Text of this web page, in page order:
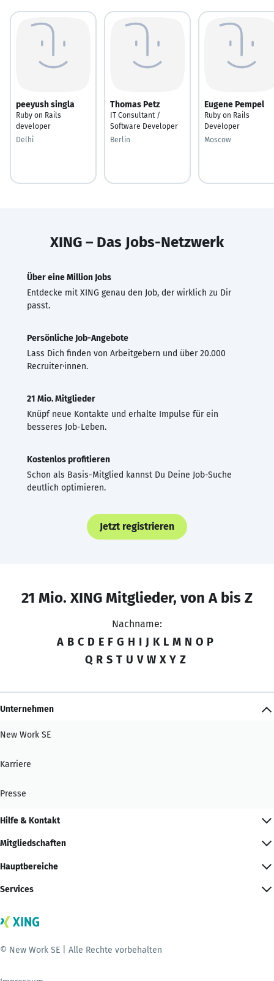
peeyush singla
Ruby on Rails
developer
Delhi
Thomas Petz
IT Consultant /
Software Developer
Berlin
Eugene Pempel
Ruby on Rails
Developer
Moscow
XING – Das Jobs-Netzwerk
Über eine Million Jobs
Entdecke mit XING genau den Job, der wirklich zu Dir
passt.
Persönliche Job-Angebote
Lass Dich finden von Arbeitgebern und über 20.000
Recruiter·innen.
21 Mio. Mitglieder
Knüpf neue Kontakte und erhalte Impulse für ein
besseres Job-Leben.
Kostenlos profitieren
Schon als Basis-Mitglied kannst Du Deine Job-Suche
deutlich optimieren.
Jetzt registrieren
21 Mio. XING Mitglieder, von A bis Z
Nachname:
A B C D E F G H I J K L M N O P
Q R S T U V W X Y Z
Unternehmen
New Work SE
Karriere
Presse
Hilfe & Kontakt
Mitgliedschaften
Hauptbereiche
Services
© New Work SE | Alle Rechte vorbehalten